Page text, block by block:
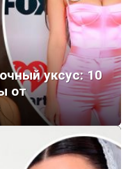
уксус: 10
от